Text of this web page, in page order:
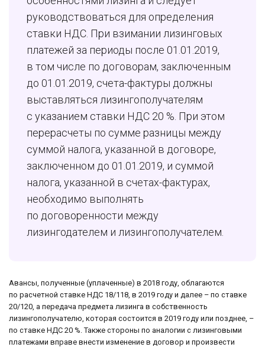
руководствоваться для определения
ставки НДС. При взимании лизинговых
платежей за периоды после 01.01.2019,
в том числе по договорам, заключенным
до 01.01.2019, счета-фактуры должны
выставляться лизингополучателям
с указанием ставки НДС 20 %. При этом
перерасчеты по сумме разницы между
суммой налога, указанной в договоре,
заключенном до 01.01.2019, и суммой
налога, указанной в счетах-фактурах,
необходимо выполнять
по договоренности между
лизингодателем и лизингополучателем.
Авансы, полученные (уплаченные) в 2018 году, облагаются
по расчетной ставке НДС 18/118, в 2019 году и далее – по ставке
20/120, а передача предмета лизинга в собственность
лизингополучателю, которая состоится в 2019 году или позднее, –
по ставке НДС 20 %. Также стороны по аналогии с лизинговыми
платежами вправе внести изменение в договор и произвести